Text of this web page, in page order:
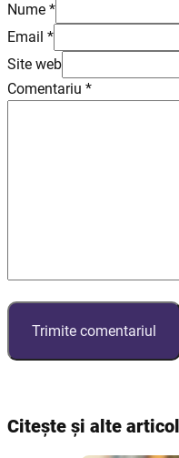
Nume *
Email *
Site web
Comentariu *
Citește și alte